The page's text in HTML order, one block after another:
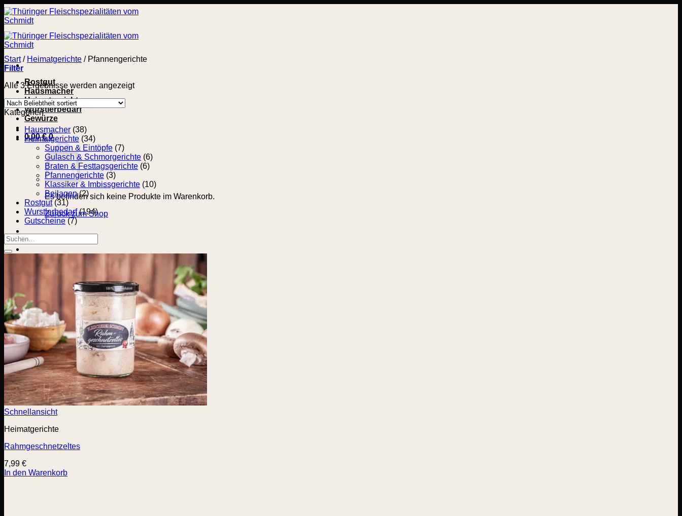
Zum
Inhalt
springen
Rostgut
Hausmacher
Heimatgerichte
Wurstlerbedarf
Gewürze
0,00€ 0
Es befinden sich keine Produkte im Warenkorb.
Zurück zum Shop
Warenkorb
Es befinden sich keine Produkte im Warenkorb.
Zurück zum Shop
Start / Heimatgerichte /Pfannengerichte
Filter
Alle 3 Ergebnisse werden angezeigtNach
Kategorien
Hausmacher (38)
Heimatgerichte (34)
Suppen & Eintöpfe (7)
Gulasch & Schmorgerichte (6)
Braten & Festtagsgerichte (6)
Pfannengerichte (3)
Klassiker & Imbissgerichte (10)
Beilagen (2)
Rostgut (31)
Wurstlerbedarf (194)
Gutscheine (7)
Suchen
nach:
Schnellansicht
Heimatgerichte
Rahmgeschnetzeltes
7,99 €
In den Warenkorb